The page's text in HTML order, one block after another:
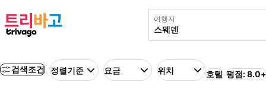
여행지
검색조건 정렬기준 요금 위치 호텔 평점: 8.0+